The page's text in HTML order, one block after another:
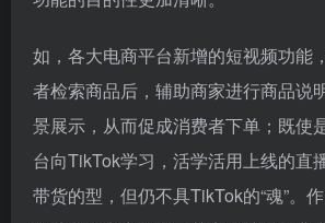
者检索商品后，辅助商家进行商品说
景展示，从而促成消费者下单；既使
台向TikTok学习，活学活用上线的直
带货的型，但仍不具TikTok的“魂”。
物功能的电商平台，其定位就已经非